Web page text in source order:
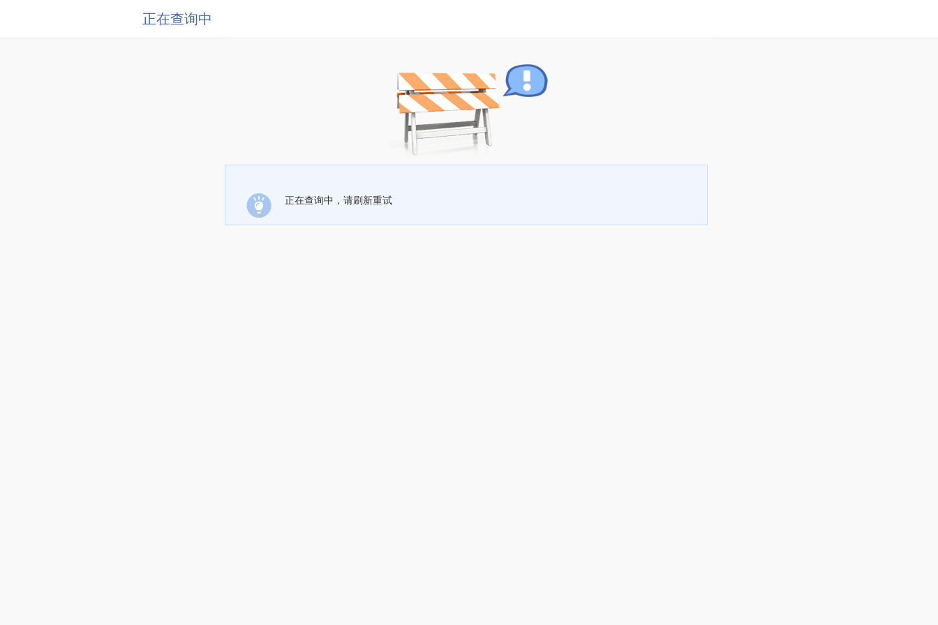
正在查询中
正在查询中，请刷新重试